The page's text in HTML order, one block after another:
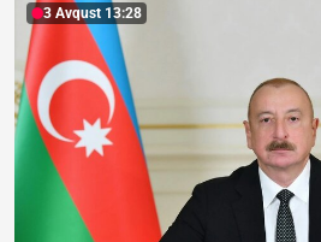
3 Avqust 13:28